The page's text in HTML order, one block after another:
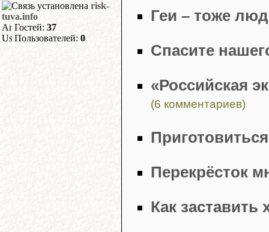
risk-
tuva.info
Гостей: 37
Пользователей: 0
Геи – тоже
Спасите
«Российская
(6 комментариев)
Перекрёсток
Как заставить